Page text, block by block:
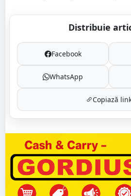
Distribuie
Facebook
WhatsApp
Copiază